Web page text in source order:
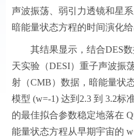
声波振荡、弱引力透镜和星
暗能量状态方程的时间演化给
其结果显示，结合DES
天实验（DESI）重子声波振
射（CMB）数据，暗能量状
模型 (w=-1) 达到2.3 到 3.2标
的最佳拟合参数稳定地落在
能量状态方程从早期宇宙的